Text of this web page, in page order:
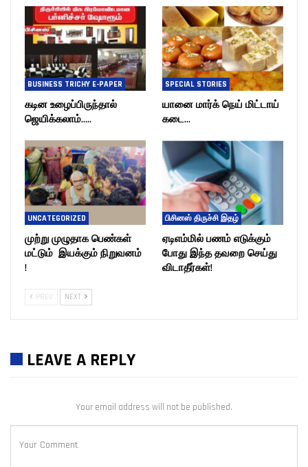
BUSINESS TRICHY E-PAPER
கடின உழைப்பிருந்தால்
ஜெயிக்கலாம்…..
SPECIAL STORIES
யானை மார்க் நெய் மிட்டாய்
கடை…
UNCATEGORIZED
முற்று முழுதாக பெண்கள்
மட்டும் இயக்கும் நிறுவனம்
!
பிசினஸ் திருச்சி இதழ்
ஏடிஎம்மில் பணம் எடுக்கும்
போது இந்த தவறை செய்து
விடாதீர்கள்!
PREV NEXT
LEAVE A REPLY
Your email address will not be published.